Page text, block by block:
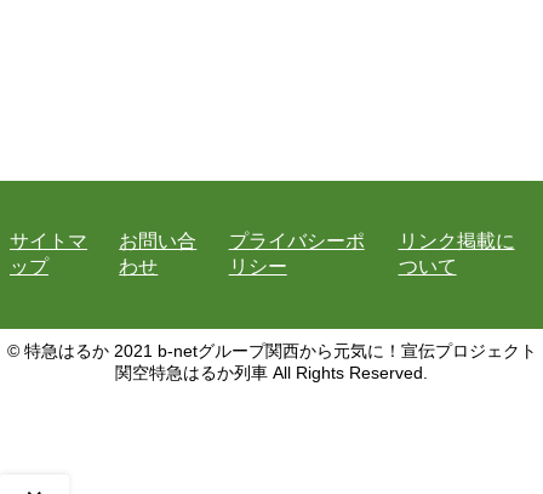
サイトマ
ップ
お問い合
わせ
プライバシーポ
リシー
リンク掲載に
ついて
© 特急はるか 2021 b-netグループ関西から元気に！宣伝プロジェクト
関空特急はるか列車 All Rights Reserved.